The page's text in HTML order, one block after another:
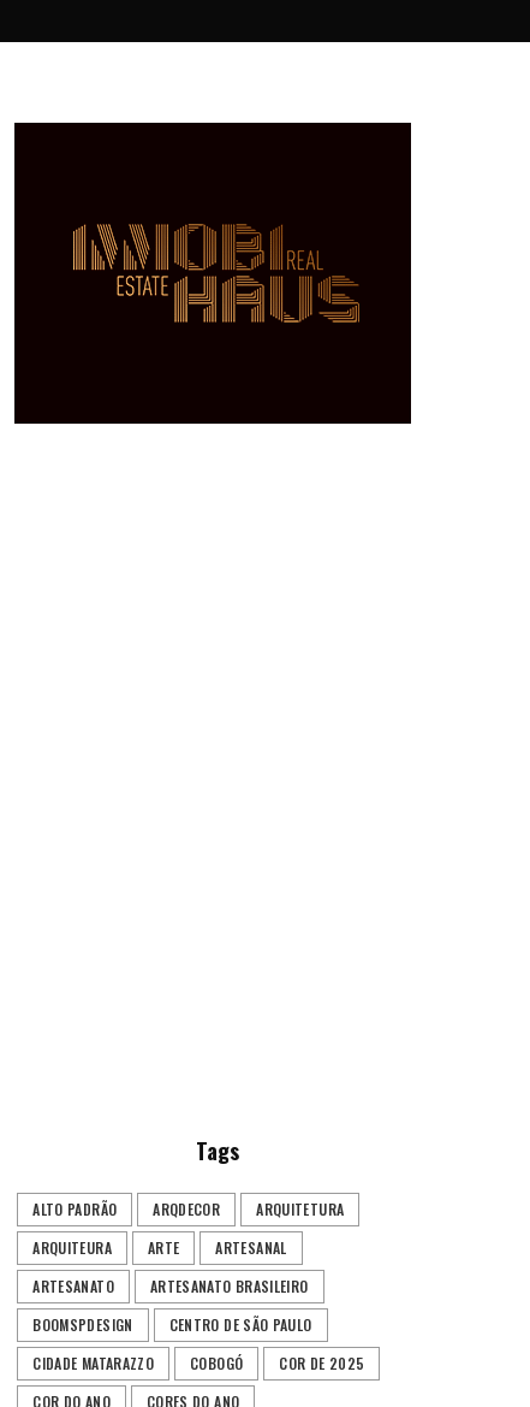
Tags
ALTO PADRÃO ARQDECOR
ARQUITETURA
ARQUITEURA
ARTE
ARTESANAL
ARTESANATO
ARTESANATO BRASILEIRO
BOOMSPDESIGN
CENTRO DE SÃO PAULO
CIDADE MATARAZZO
COBOGÓ
COR DE 2025
COR DO ANO
CORES DO ANO